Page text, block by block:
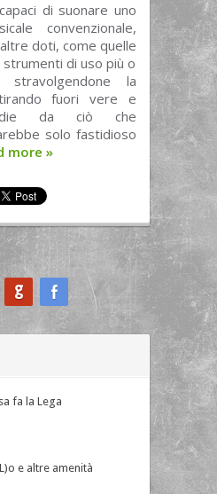
di suonare uno
convenzionale,
doti, come quelle
di uso più o
stravolgendone la
fuori vere e
da ciò che
solo fastidioso
more »
fa la Lega
e altre amenità